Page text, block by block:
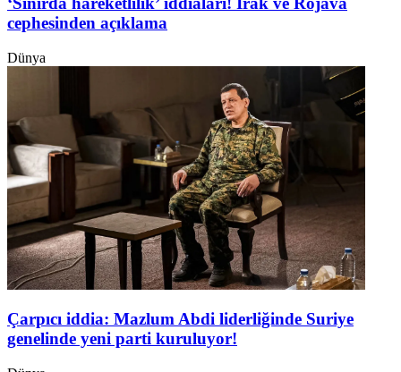
cephesinden açıklama
Dünya
Çarpıcı iddia: Mazlum Abdi liderliğinde Suriye
genelinde yeni parti kuruluyor!